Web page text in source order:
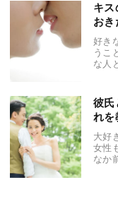
キス
おき
好き
うこ
な人
彼氏
れを
大好
女性
なか